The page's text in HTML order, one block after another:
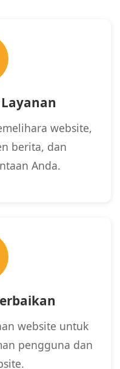
website,
berita, dan
Anda.
website untuk
pengguna dan